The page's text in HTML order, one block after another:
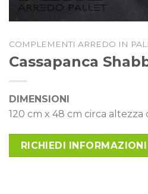
COMPLEMENTI ARREDO IN
Cassapanca
DIMENSIONI
120 cm x 48 cm circa altezza
RICHIEDI INFORMAZIONI